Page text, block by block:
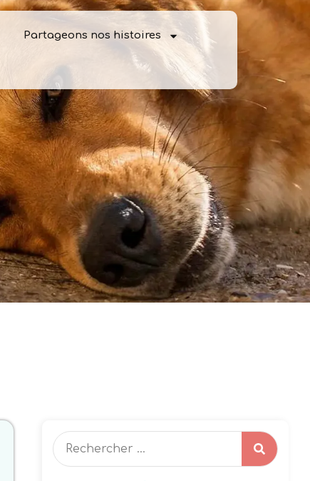
Partageons nos histoires